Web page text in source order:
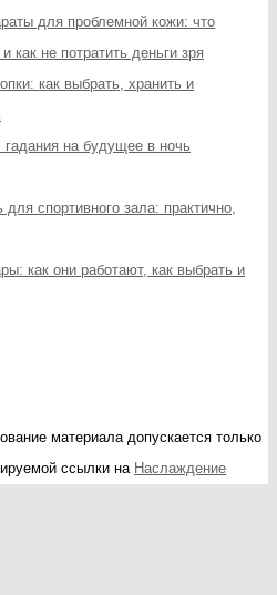
для проблемной кожи: что
как не потратить деньги зря
как выбрать, хранить и
гадания на будущее в ночь
спортивного зала: практично,
как они работают, как выбрать и
материала допускается только
ссылки на Наслаждение